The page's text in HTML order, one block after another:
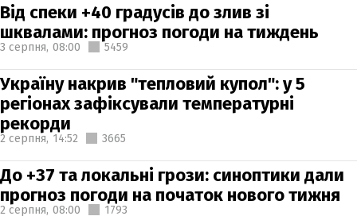
Від спеки +40 градусів до злив зі
шквалами: прогноз погоди на тиждень
3 серпня, 08:00 5459
Україну накрив "тепловий купол": у 5
регіонах зафіксували температурні
рекорди
2 серпня, 14:52 3665
До +37 та локальні грози: синоптики дали
прогноз погоди на початок нового тижня
2 серпня, 08:00 1793